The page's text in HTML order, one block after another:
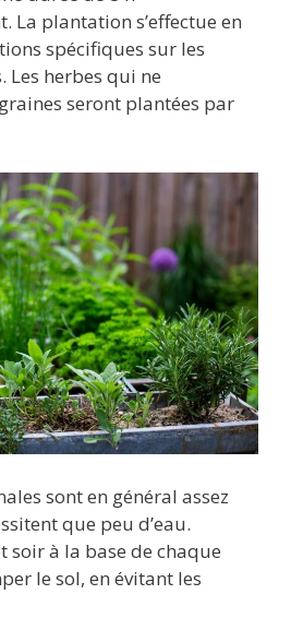
La plantation s’effectue en
spécifiques sur les
Les herbes qui ne
seront plantées par
sont en général assez
que peu d’eau.
soir à la base de chaque
le sol, en évitant les